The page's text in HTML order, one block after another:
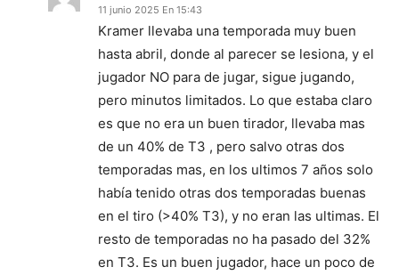
11 junio 2025 En 15:43
Kramer llevaba una temporada muy buen
hasta abril, donde al parecer se lesiona, y el
jugador NO para de jugar, sigue jugando,
pero minutos limitados. Lo que estaba claro
es que no era un buen tirador, llevaba mas
de un 40% de T3 , pero salvo otras dos
temporadas mas, en los ultimos 7 años solo
había tenido otras dos temporadas buenas
en el tiro (>40% T3), y no eran las ultimas. El
resto de temporadas no ha pasado del 32%
en T3. Es un buen jugador, hace un poco de